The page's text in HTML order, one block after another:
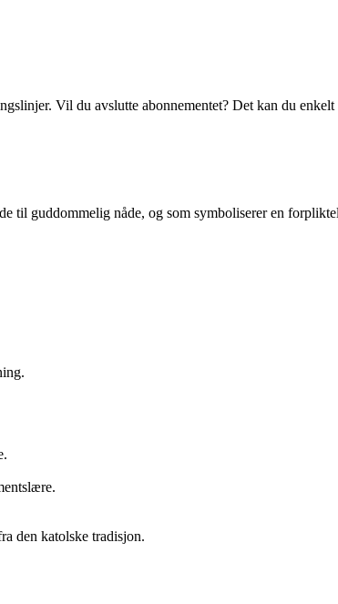
Vil du avslutte abonnementet? Det kan du enkelt
til guddommelig nåde, og som symboliserer en
den katolske tradisjon.